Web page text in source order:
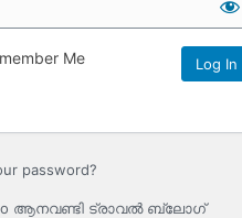
Me
password?
ആനവണ്ടി ട്രാവൽ ബ്ലോഗ്